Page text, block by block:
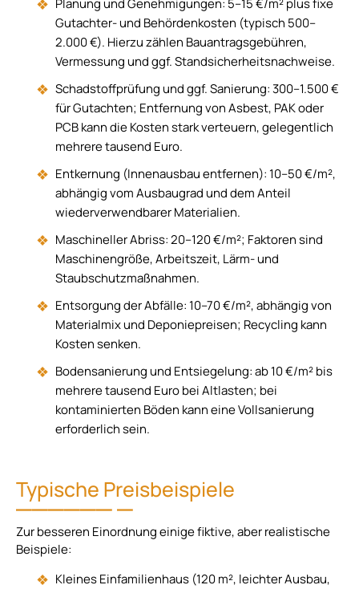
Planung und Genehmigungen: 5–15 €/m² plus fixe
Gutachter- und Behördenkosten (typisch 500–
2.000 €). Hierzu zählen Bauantragsgebühren,
Vermessung und ggf. Standsicherheitsnachweise.
Schadstoffprüfung und ggf. Sanierung: 300–1.500 €
für Gutachten; Entfernung von Asbest, PAK oder
PCB kann die Kosten stark verteuern, gelegentlich
mehrere tausend Euro.
Entkernung (Innenausbau entfernen): 10–50 €/m²,
abhängig vom Ausbaugrad und dem Anteil
wiederverwendbarer Materialien.
Maschineller Abriss: 20–120 €/m²; Faktoren sind
Maschinengröße, Arbeitszeit, Lärm- und
Staubschutzmaßnahmen.
Entsorgung der Abfälle: 10–70 €/m², abhängig von
Materialmix und Deponiepreisen; Recycling kann
Kosten senken.
Bodensanierung und Entsiegelung: ab 10 €/m² bis
mehrere tausend Euro bei Altlasten; bei
kontaminierten Böden kann eine Vollsanierung
erforderlich sein.
Typische Preisbeispiele
Zur besseren Einordnung einige fiktive, aber realistische
Beispiele:
Kleines Einfamilienhaus (120 m², leichter Ausbau,